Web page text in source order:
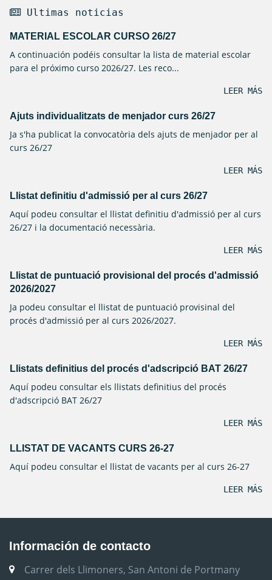
Ultimas noticias
MATERIAL ESCOLAR CURSO 26/27
A continuación podéis consultar la lista de material escolar
para el próximo curso 2026/27. Les reco...
LEER MÁS
Ajuts individualitzats de menjador curs 26/27
Ja s'ha publicat la convocatòria dels ajuts de menjador per al
curs 26/27
LEER MÁS
Llistat definitiu d'admissió per al curs 26/27
Aquí podeu consultar el llistat definitiu d'admissió per al curs
26/27 i la documentació necessària.
LEER MÁS
Llistat de puntuació provisional del procés d'admissió
2026/2027
Ja podeu consultar el llistat de puntuació provisinal del
procés d'admissió per al curs 2026/2027.
LEER MÁS
Llistats definitius del procés d'adscripció BAT 26/27
Aquí podeu consultar els llistats definitius del procés
d'adscripció BAT 26/27
LEER MÁS
LLISTAT DE VACANTS CURS 26-27
Aquí podeu consultar el llistat de vacants per al curs 26-27
LEER MÁS
Información de contacto
Carrer dels Llimoners, San Antoni de Portmany